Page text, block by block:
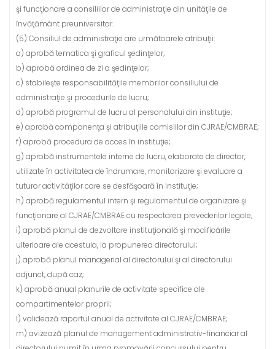
şi funcţionare a consiliilor de administraţie din unităţile de
învăţământ preuniversitar.
(5) Consiliul de administraţie are următoarele atribuţii:
a) aprobă tematica şi graficul şedinţelor;
b) aprobă ordinea de zi a şedinţelor;
c) stabileşte responsabilităţile membrilor consiliului de
administraţie şi procedurile de lucru;
d) aprobă programul de lucru al personalului din instituţie;
e) aprobă componenţa şi atribuţiile comisiilor din CJRAE/CMBRAE;
f) aprobă procedura de acces în instituţie;
g) aprobă instrumentele interne de lucru, elaborate de director,
utilizate în activitatea de îndrumare, monitorizare şi evaluare a
tuturor activităţilor care se desfăşoară în instituţie;
h) aprobă regulamentul intern şi regulamentul de organizare şi
funcţionare al CJRAE/CMBRAE cu respectarea prevederilor legale;
i) aprobă planul de dezvoltare instituţională şi modificările
ulterioare ale acestuia, la propunerea directorului;
j) aprobă planul managerial al directorului şi al directorului
adjunct, după caz;
k) aprobă anual planurile de activitate specifice ale
compartimentelor proprii;
l) validează raportul anual de activitate al CJRAE/CMBRAE;
m) avizează planul de management administrativ-financiar al